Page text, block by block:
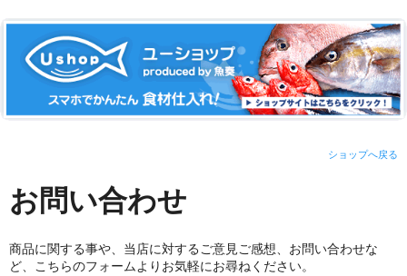
ショップへ戻る
お問い合わせ
商品に関する事や、当店に対するご意見ご感想、お問い合わせな
ど、こちらのフォームよりお気軽にお尋ねください。